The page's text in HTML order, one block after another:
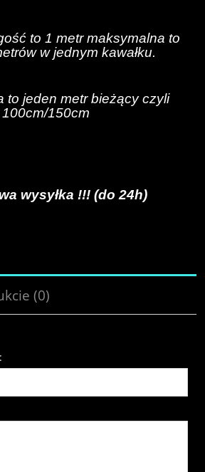
to 1 metr maksymalna to
w jednym kawałku.
to jeden metr bieżący czyli
100cm/150cm
wysyłka !!! (do 24h)
(0)